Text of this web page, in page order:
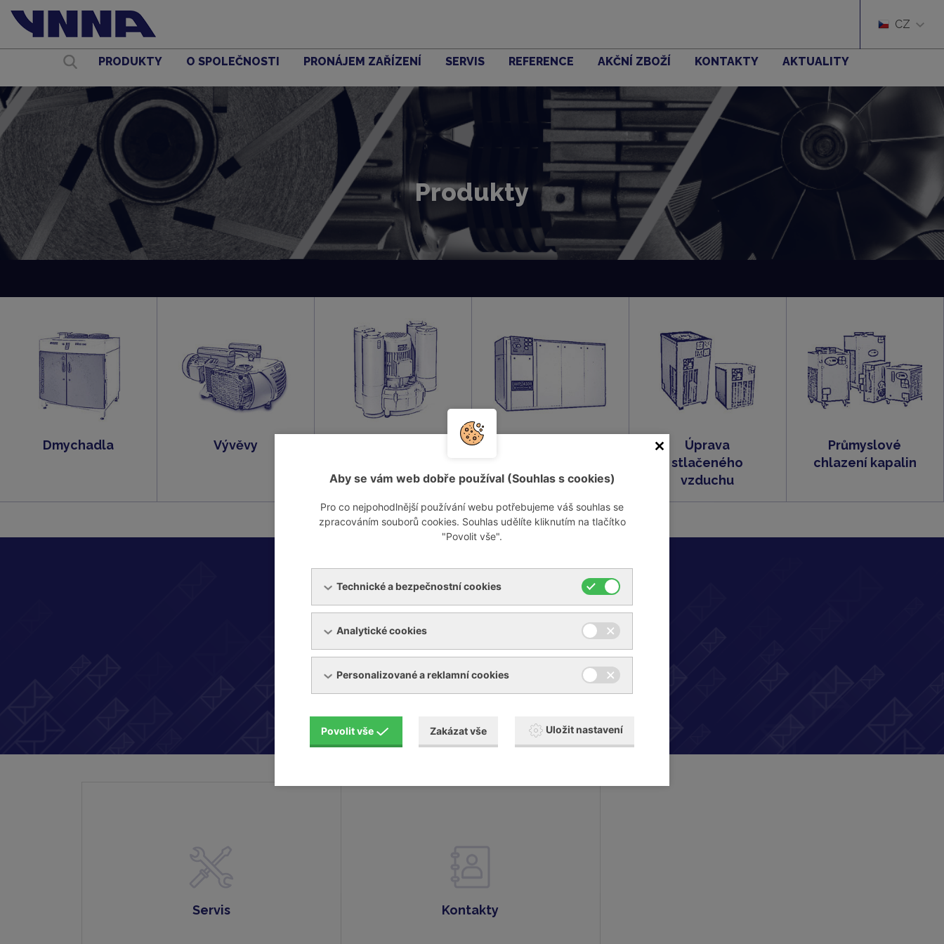
CZ
PRODUKTY O SPOLEČNOSTI PRONÁJEM ZAŘÍZENÍ SERVIS REFERENCE AKČNÍ ZBOŽÍ KONTAKTY AKTUALITY
Produkty
Dmychadla Vývěvy
Úprava
stlačeného
vzduchu
Průmyslové
chlazení kapalin
Zašlete nám nezávaznou poptávku
Zobrazit poptávkový formulář
Servis Kontakty
Aby se vám web dobře používal (Souhlas s cookies)
Pro co nejpohodlnější používání webu potřebujeme váš souhlas se
zpracováním souborů cookies. Souhlas udělíte kliknutím na tlačítko
"Povolit vše".
Technické a bezpečnostní cookies
Analytické cookies
Personalizované a reklamní cookies
Povolit vše Zakázat vše Uložit nastavení